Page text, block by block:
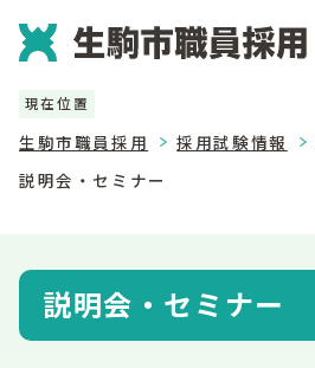
現在位置
生駒市職員採用 採用試験情報
説明会・セミナー
説明会・セミナー